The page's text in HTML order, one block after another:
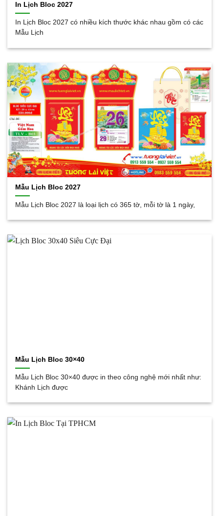
In Lịch Bloc 2027
In Lịch Bloc 2027 có nhiều kích thước khác nhau gồm có các
Mẫu Lịch
Mẫu Lịch Bloc 2027
Mẫu Lịch Bloc 2027 là loại lịch có 365 tờ, mỗi tờ là 1 ngày,
Mẫu Lịch Bloc 30×40
Mẫu Lịch Bloc 30×40 được in theo công nghệ mới nhất như:
Khánh Lịch được